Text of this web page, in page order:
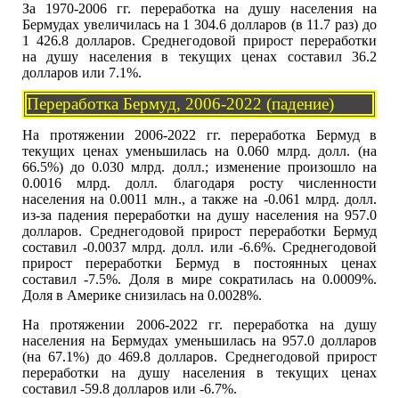
За 1970-2006 гг. переработка на душу населения на
Бермудах увеличилась на 1 304.6 долларов (в 11.7 раз) до
1 426.8 долларов. Среднегодовой прирост переработки
на душу населения в текущих ценах составил 36.2
долларов или 7.1%.
Переработка Бермуд, 2006-2022 (падение)
На протяжении 2006-2022 гг. переработка Бермуд в
текущих ценах уменьшилась на 0.060 млрд. долл. (на
66.5%) до 0.030 млрд. долл.; изменение произошло на
0.0016 млрд. долл. благодаря росту численности
населения на 0.0011 млн., а также на -0.061 млрд. долл.
из-за падения переработки на душу населения на 957.0
долларов. Среднегодовой прирост переработки Бермуд
составил -0.0037 млрд. долл. или -6.6%. Среднегодовой
прирост переработки Бермуд в постоянных ценах
составил -7.5%. Доля в мире сократилась на 0.0009%.
Доля в Америке снизилась на 0.0028%.
На протяжении 2006-2022 гг. переработка на душу
населения на Бермудах уменьшилась на 957.0 долларов
(на 67.1%) до 469.8 долларов. Среднегодовой прирост
переработки на душу населения в текущих ценах
составил -59.8 долларов или -6.7%.